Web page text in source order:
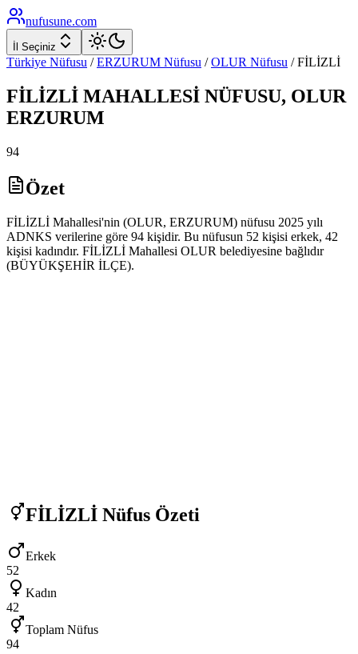
nufusune.com
İl Seçiniz
Türkiye Nüfusu / ERZURUM Nüfusu / OLUR Nüfusu /FİLİZLİ
FİLİZLİ MAHALLESİ NÜFUSU, OLUR
ERZURUM
94
Özet
FİLİZLİ Mahallesi'nin (OLUR, ERZURUM) nüfusu 2025 yılı
ADNKS verilerine göre 94 kişidir. Bu nüfusun 52 kişisi erkek, 42
kişisi kadındır. FİLİZLİ Mahallesi OLUR belediyesine bağlıdır
(BÜYÜKŞEHİR İLÇE).
FİLİZLİ Nüfus Özeti
Erkek
52
Kadın
42
Toplam Nüfus
94